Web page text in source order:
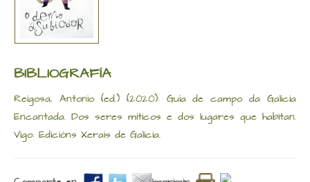
BIBLIOGRAFÍA
Reigosa, Antonio (ed.) (2020): Guía de campo da Galicia
Encantada. Dos seres míticos e dos lugares que habitan.
Vigo: Edicións Xerais de Galicia.